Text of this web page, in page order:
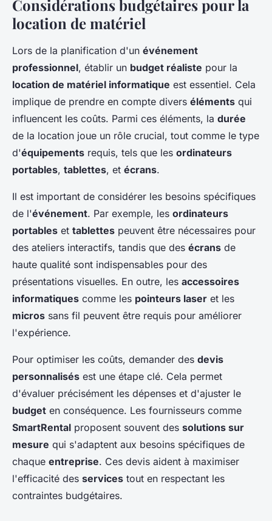
Considérations budgétaires pour la
location de matériel
Lors de la planification d'un événement
professionnel, établir un budget réaliste pour la
location de matériel informatique est essentiel. Cela
implique de prendre en compte divers éléments qui
influencent les coûts. Parmi ces éléments, la durée
de la location joue un rôle crucial, tout comme le type
d'équipements requis, tels que les ordinateurs
portables, tablettes, et écrans.
Il est important de considérer les besoins spécifiques
de l'événement. Par exemple, les ordinateurs
portables et tablettes peuvent être nécessaires pour
des ateliers interactifs, tandis que des écrans de
haute qualité sont indispensables pour des
présentations visuelles. En outre, les accessoires
informatiques comme les pointeurs laser et les
micros sans fil peuvent être requis pour améliorer
l'expérience.
Pour optimiser les coûts, demander des devis
personnalisés est une étape clé. Cela permet
d'évaluer précisément les dépenses et d'ajuster le
budget en conséquence. Les fournisseurs comme
SmartRental proposent souvent des solutions sur
mesure qui s'adaptent aux besoins spécifiques de
chaque entreprise. Ces devis aident à maximiser
l'efficacité des services tout en respectant les
contraintes budgétaires.